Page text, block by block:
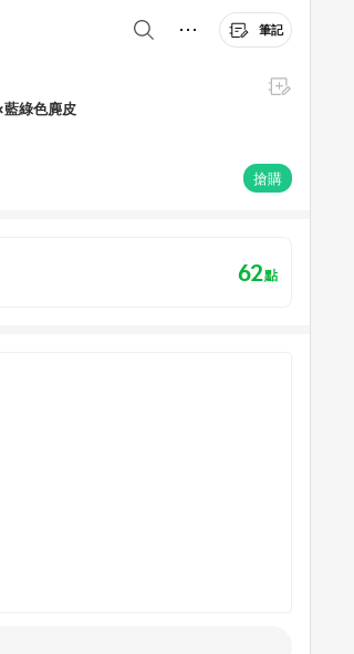
筆記
藍綠色麂皮
搶購
62點